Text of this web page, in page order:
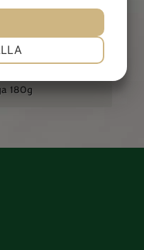
180gSTATISTIK